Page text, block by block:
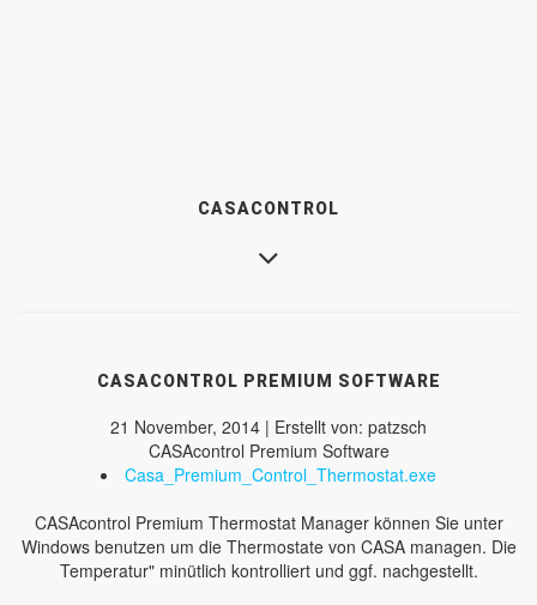
CASACONTROL
CASACONTROL PREMIUM SOFTWARE
21 November, 2014 | Erstellt von: patzsch
CASAcontrol Premium Software
Casa_Premium_Control_Thermostat.exe
CASAcontrol Premium Thermostat Manager können Sie unter
Windows benutzen um die Thermostate von CASA managen. Die
Temperatur" minütlich kontrolliert und ggf. nachgestellt.